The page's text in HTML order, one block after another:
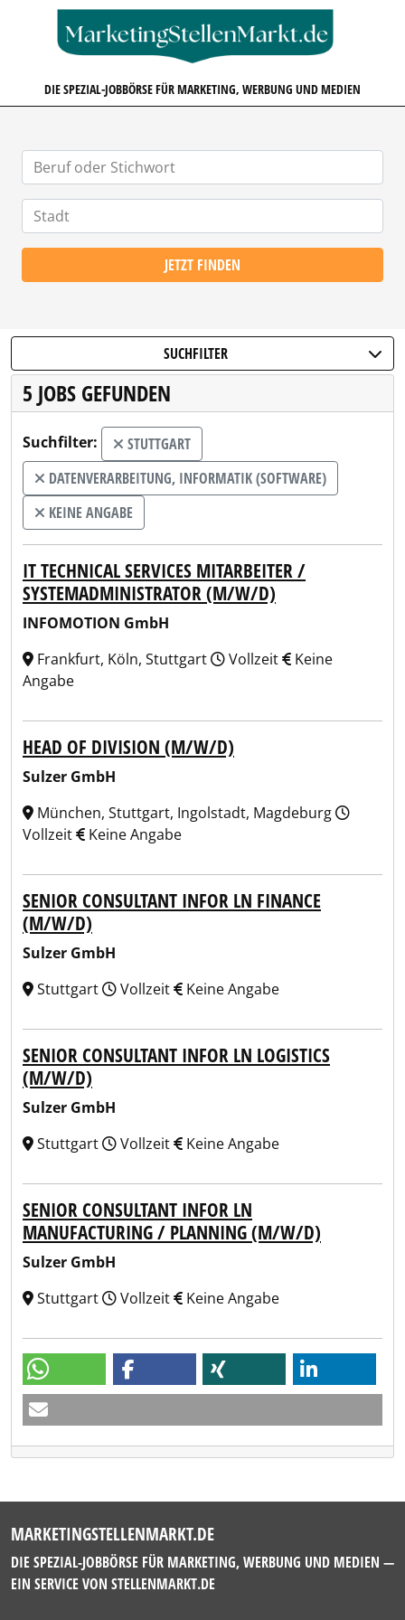
DIE SPEZIAL-JOBBÖRSE FÜR MARKETING, WERBUNG UND MEDIEN
JETZT FINDEN
SUCHFILTER
5 JOBS GEFUNDEN
Suchfilter:
STUTTGART
DATENVERARBEITUNG, INFORMATIK (SOFTWARE)
KEINE ANGABE
IT TECHNICAL SERVICES MITARBEITER /
SYSTEMADMINISTRATOR (M/W/D)
INFOMOTION GmbH
Frankfurt, Köln, Stuttgart
Vollzeit
Keine
Angabe
HEAD OF DIVISION (M/W/D)
Sulzer GmbH
München, Stuttgart, Ingolstadt, Magdeburg
Vollzeit
Keine Angabe
SENIOR CONSULTANT INFOR LN FINANCE
(M/W/D)
Sulzer GmbH
Stuttgart
Vollzeit Keine Angabe
SENIOR CONSULTANT INFOR LN LOGISTICS
(M/W/D)
Sulzer GmbH
Stuttgart
Vollzeit Keine Angabe
SENIOR CONSULTANT INFOR LN
MANUFACTURING / PLANNING (M/W/D)
Sulzer GmbH
Stuttgart
Vollzeit Keine Angabe
MARKETINGSTELLENMARKT.DE
DIE SPEZIAL-JOBBÖRSE FÜR MARKETING, WERBUNG UND MEDIEN —
EIN SERVICE VON STELLENMARKT.DE